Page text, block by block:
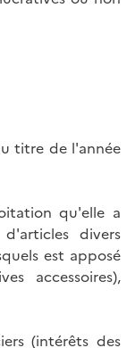
titre de l'année
qu'elle a
divers
est apposé
accessoires),
(intérêts des